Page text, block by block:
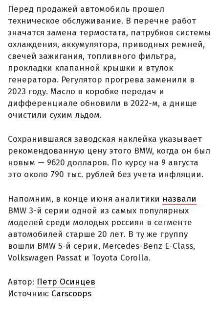
Перед продажей автомобиль прошел
техническое обслуживание. В перечне работ
значатся замена термостата, патрубков системы
охлаждения, аккумулятора, приводных ремней,
свечей зажигания, топливного фильтра,
прокладки клапанной крышки и втулок
генератора. Регулятор прогрева заменили в
2023 году. Масло в коробке передач и
дифференциале обновили в 2022-м, а днище
очистили сухим льдом.
Сохранившаяся заводская наклейка указывает
рекомендованную цену этого BMW, когда он был
новым — 9620 долларов. По курсу на 9 августа
это около 790 тыс. рублей без учета инфляции.
Напомним, в конце июня аналитики назвали
BMW 3-й серии одной из самых популярных
моделей среди молодых россиян в сегменте
автомобилей старше 20 лет. В ту же группу
вошли BMW 5-й серии, Mercedes-Benz E-Class,
Volkswagen Passat и Toyota Corolla.
Автор: Петр Осинцев
Источник: Carscoops